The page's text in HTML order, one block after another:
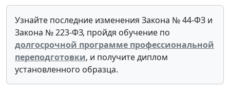
Узнайте последние изменения Закона № 44-ФЗ и
Закона № 223-ФЗ, пройдя обучение по
долгосрочной программе профессиональной
переподготовки, и получите диплом
установленного образца.